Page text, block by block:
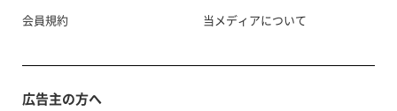
会員規約
当メディアについて
広告主の方へ